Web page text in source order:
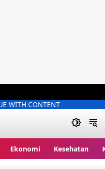
WITH CONTENT
Ekonomi Kesehatan